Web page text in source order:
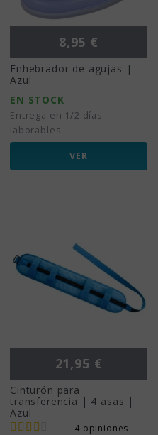
Precio
8,95 €
Enhebrador de agujas |
Azul
EN STOCK
Entrega en 1/2 días
laborables
VER
Precio
21,95 €
Cinturón para
transferencia | 4 asas |
Azul
4 opiniones